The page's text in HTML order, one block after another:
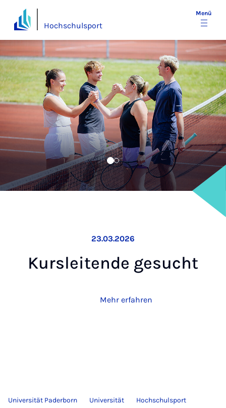
Hochschulsport
Menü
23.03.2026
Kurs­lei­ten­de ge­sucht
Mehr erfahren
Universität Paderborn Universität Hochschulsport